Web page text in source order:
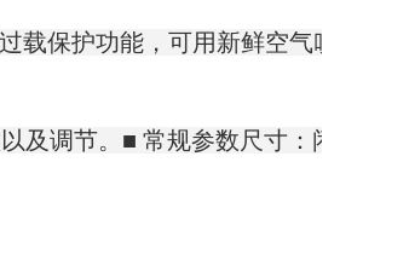
载保护功能，可用新鲜空气吹扫
。■ 常规参数尺寸：闭合时 ( 宽x高